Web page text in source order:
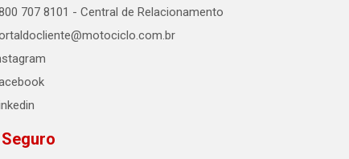
707 8101 - Central de Relacionamento